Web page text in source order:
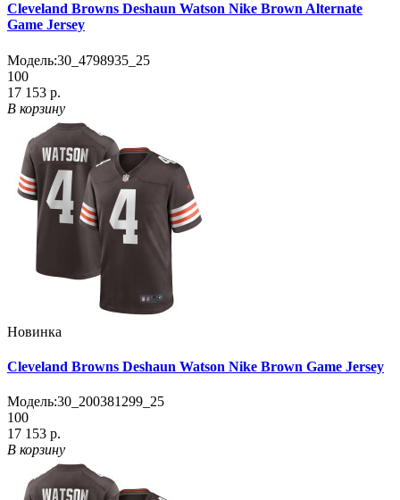
Cleveland Browns Deshaun Watson Nike Brown Alternate
Game Jersey
Модель:30_4798935_25
100
17 153 р.
В корзину
Новинка
Cleveland Browns Deshaun Watson Nike Brown Game Jersey
Модель:30_200381299_25
100
17 153 р.
В корзину